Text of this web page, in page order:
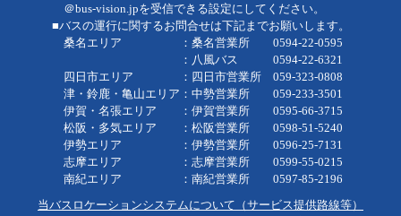
＠bus-vision.jpを受信できる設定にしてください。
■バスの運行に関するお問合せは下記までお願いします。
桑名エリア ：桑名営業所 0594-22-0595
：八風バス 0594-22-6321
四日市エリア ：四日市営業所 059-323-0808
津・鈴鹿・亀山エリア：中勢営業所 059-233-3501
伊賀・名張エリア ：伊賀営業所 0595-66-3715
松阪・多気エリア ：松阪営業所 0598-51-5240
伊勢エリア ：伊勢営業所 0596-25-7131
志摩エリア ：志摩営業所 0599-55-0215
南紀エリア ：南紀営業所 0597-85-2196
当バスロケーションシステムについて（サービス提供路線等）